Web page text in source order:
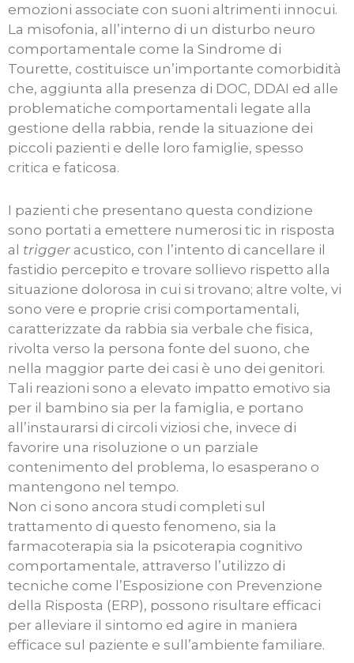
emozioni associate con suoni altrimenti innocui.
La misofonia, all’interno di un disturbo neuro
comportamentale come la Sindrome di
Tourette, costituisce un’importante comorbidità
che, aggiunta alla presenza di DOC, DDAI ed alle
problematiche comportamentali legate alla
gestione della rabbia, rende la situazione dei
piccoli pazienti e delle loro famiglie, spesso
critica e faticosa.
I pazienti che presentano questa condizione
sono portati a emettere numerosi tic in risposta
al trigger acustico, con l’intento di cancellare il
fastidio percepito e trovare sollievo rispetto alla
situazione dolorosa in cui si trovano; altre volte, vi
sono vere e proprie crisi comportamentali,
caratterizzate da rabbia sia verbale che fisica,
rivolta verso la persona fonte del suono, che
nella maggior parte dei casi è uno dei genitori.
Tali reazioni sono a elevato impatto emotivo sia
per il bambino sia per la famiglia, e portano
all’instaurarsi di circoli viziosi che, invece di
favorire una risoluzione o un parziale
contenimento del problema, lo esasperano o
mantengono nel tempo.
Non ci sono ancora studi completi sul
trattamento di questo fenomeno, sia la
farmacoterapia sia la psicoterapia cognitivo
comportamentale, attraverso l’utilizzo di
tecniche come l’Esposizione con Prevenzione
della Risposta (ERP), possono risultare efficaci
per alleviare il sintomo ed agire in maniera
efficace sul paziente e sull’ambiente familiare.